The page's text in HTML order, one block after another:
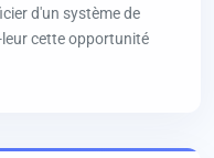
d'un système de
cette opportunité